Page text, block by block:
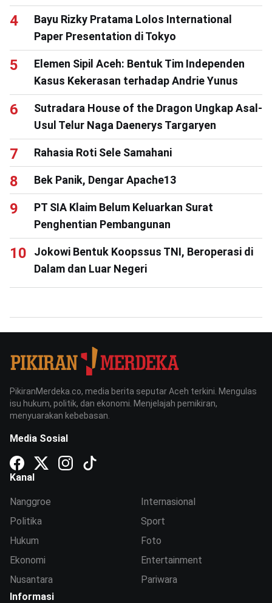
Bayu Rizky Pratama Lolos International
Paper Presentation di Tokyo
Elemen Sipil Aceh: Bentuk Tim Independen
Kasus Kekerasan terhadap Andrie Yunus
Sutradara House of the Dragon Ungkap Asal-
Usul Telur Naga Daenerys Targaryen
Rahasia Roti Sele Samahani
Bek Panik, Dengar Apache13
PT SIA Klaim Belum Keluarkan Surat
Penghentian Pembangunan
Jokowi Bentuk Koopssus TNI, Beroperasi di
Dalam dan Luar Negeri
PikiranMerdeka.co, media berita seputar Aceh terkini. Mengulas
isu hukum, politik, dan ekonomi. Menjelajah pemikiran,
menyuarakan kebebasan.
Media Sosial
Kanal
Nanggroe
Politika
Hukum
Ekonomi
Nusantara
Internasional
Sport
Foto
Entertainment
Pariwara
Informasi